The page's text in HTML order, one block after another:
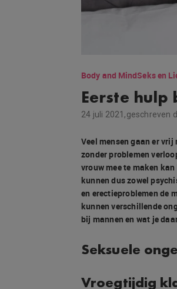
Body and MindSeks en
Eerste hulp
24 juli 2021,geschreven
Veel mensen gaan er
zonder problemen
vrouw mee te maken
kunnen dus zowel
en erectieproblemen de
kunnen verschillende
bij mannen en wat je
Seksuele
Vroegtijdig